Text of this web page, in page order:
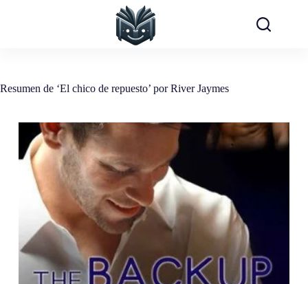
Resumen de ‘El chico de repuesto’ por River Jaymes